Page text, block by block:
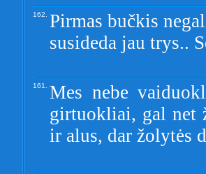
162. Pirmas bučkis
susideda jau trys..
161. Mes nebe
girtuokliai, gal net
ir alus, dar žolytės